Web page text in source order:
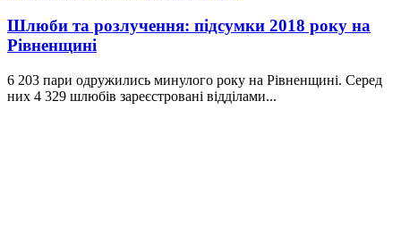
Шлюби та розлучення: підсумки 2018 року на
Рівненщині
6 203 пари одружились минулого року на Рівненщині. Серед
них 4 329 шлюбів зареєстровані відділами...